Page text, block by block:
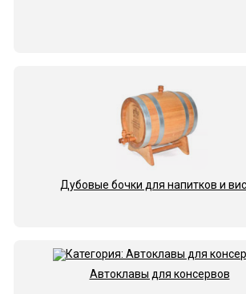
Дубовые бочки для напитков и
Автоклавы для консервов